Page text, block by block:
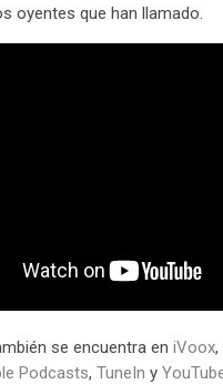
oyentes que han llamado.
se encuentra en iVoox,
Podcasts, TuneIn y